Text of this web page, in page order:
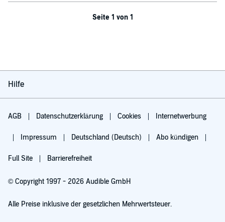
Seite 1 von 1
Hilfe
AGB Datenschutzerklärung Cookies Internetwerbung
Impressum Deutschland (Deutsch) Abo kündigen
Full Site Barrierefreiheit
© Copyright 1997 - 2026 Audible GmbH
Alle Preise inklusive der gesetzlichen Mehrwertsteuer.